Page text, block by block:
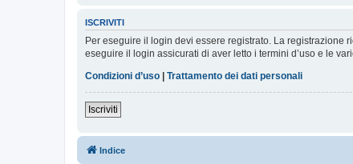
ISCRIVITI
Per eseguire il login devi essere registrato. La registrazione
eseguire il login assicurati di aver letto i termini d’uso e le
Condizioni d’uso
Trattamento dei dati personali
Iscriviti
Indice